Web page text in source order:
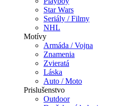
Star Wars
Seriály / Filmy
NHL
Motívy
Armáda / Vojna
Znamenia
Zvieratá
Láska
Auto / Moto
Prislušenstvo
Outdoor